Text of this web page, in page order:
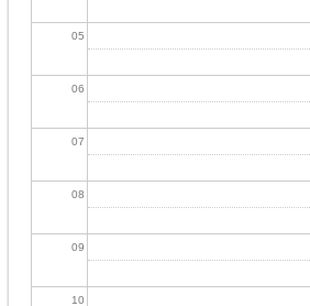
05
06
07
08
09
10